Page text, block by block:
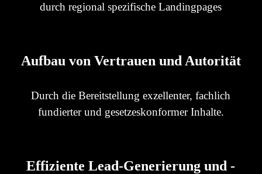
durch regional spezifische Landingpages
Aufbau von Vertrauen und Autorität
Durch die Bereitstellung exzellenter, fachlich
fundierter und gesetzeskonformer Inhalte.
Effiziente Lead-Generierung und -